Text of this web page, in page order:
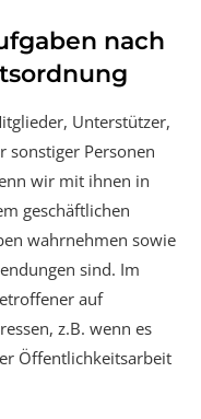
nach
Unterstützer,
sonstiger Personen
wir mit ihnen in
geschäftlichen
wahrnehmen sowie
sind. Im
auf
z.B. wenn es
Öffentlichkeitsarbeit